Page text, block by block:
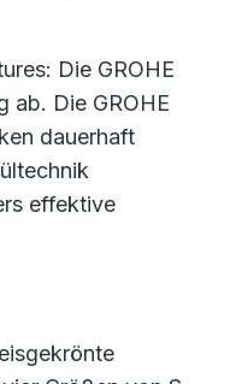
Die GROHE
ab. Die GROHE
dauerhaft
effektive